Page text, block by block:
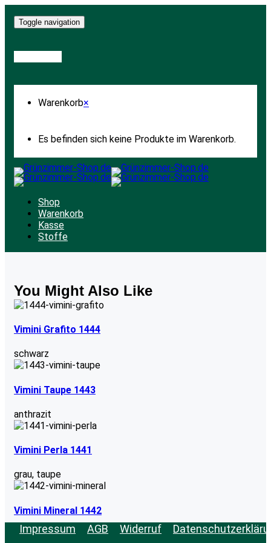
Toggle navigation
Warenkorb×
Es befinden sich keine Produkte im Warenkorb.
Shop
Warenkorb
Kasse
Stoffe
You Might Also Like
Vimini Grafito 1444
schwarz
Vimini Taupe 1443
anthrazit
Vimini Perla 1441
grau, taupe
Vimini Mineral 1442
grau
Impressum AGB Widerruf